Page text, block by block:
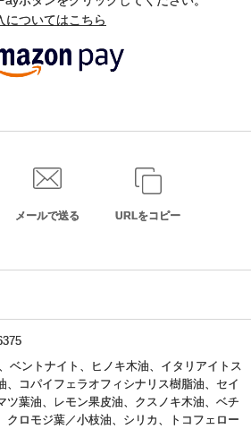
ついてはこちら
メールで送る URLをコピー
ベントナイト、ヒノキ木油、イタリアイトス
、コパイフェラオフィシナリス樹脂油、セイ
ツ葉油、レモン果皮油、クスノキ木油、ベチ
クロモジ葉／小枝油、シリカ、トコフェロー